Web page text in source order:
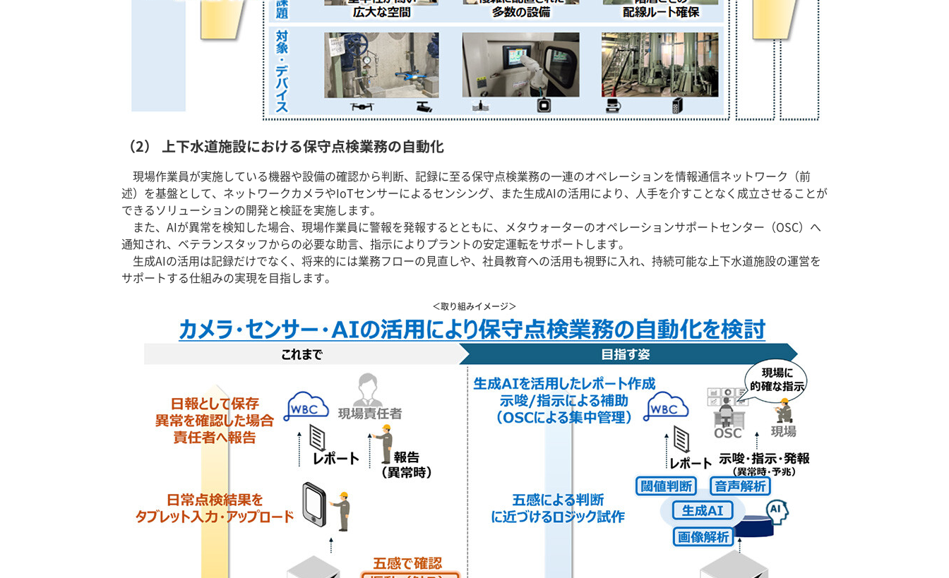
（2） 上下水道施設における保守点検業務の自動化
現場作業員が実施している機器や設備の確認から判断、記録に至る保守点検業務の一連のオペレーションを情報通信ネットワーク（前
述）を基盤として、ネットワークカメラやIoTセンサーによるセンシング、また生成AIの活用により、人手を介すことなく成立させることが
できるソリューションの開発と検証を実施します。
また、AIが異常を検知した場合、現場作業員に警報を発報するとともに、メタウォーターのオペレーションサポートセンター（OSC）へ
通知され、ベテランスタッフからの必要な助言、指示によりプラントの安定運転をサポートします。
生成AIの活用は記録だけでなく、将来的には業務フローの見直しや、社員教育への活用も視野に入れ、持続可能な上下水道施設の運営を
サポートする仕組みの実現を目指します。
＜取り組みイメージ＞